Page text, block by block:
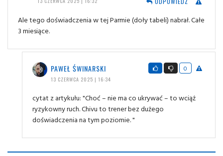
Ale tego doświadczenia w tej Parmie (doły tabeli) nabrał. Całe
3 miesiące.
PAWEŁ ŚWINARSKI
13 CZERWCA 2025 | 16:34
0
cytat z artykułu: "Choć – nie ma co ukrywać – to wciąż
ryzykowny ruch. Chivu to trener bez dużego
doświadczenia na tym poziomie. "